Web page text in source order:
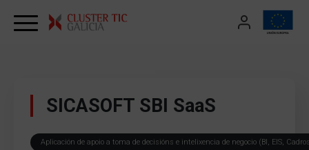
SICASOFT SBI SaaS
Aplicación de apoio a toma de decisións e intelixencia de negocio (BI, EIS,